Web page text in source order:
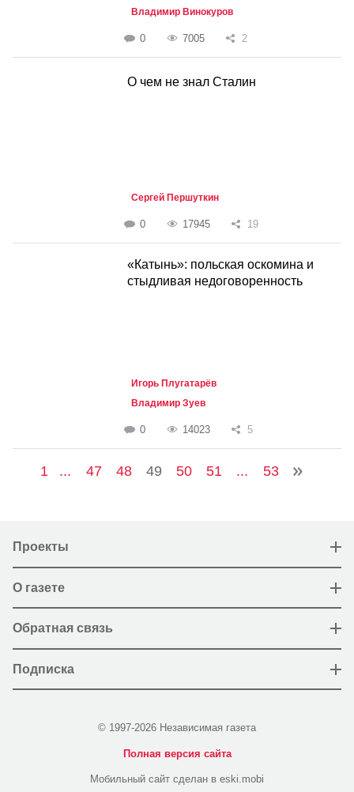
Владимир Винокуров
0 7005 2
О чем не знал Сталин
Сергей Першуткин
0 17945 19
«Катынь»: польская оскомина и
стыдливая недоговоренность
Игорь Плугатарёв
Владимир Зуев
0 14023 5
1 ... 47 48 49 50 51 ... 53
Проекты
О газете
Обратная связь
Подписка
© 1997-2026 Независимая газета
Полная версия сайта
Мобильный сайт сделан в eski.mobi